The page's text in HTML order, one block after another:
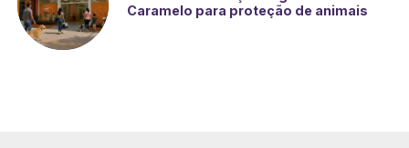
Caramelo para proteção de animais